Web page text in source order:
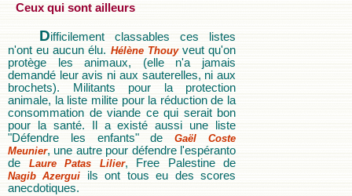
Ceux qui sont ailleurs
Difficilement classables ces listes
n'ont eu aucun élu. Hélène Thouyveut qu'on
protège les animaux, (elle n'a jamais
demandé leur avis ni aux sauterelles, ni aux
brochets). Militants pour la protection
animale, la liste milite pour la réduction de la
consommation de viande ce qui serait bon
pour la santé. Il a existé aussi une liste
"Défendre les enfants" de Gaël Coste
Meunier, une autre pour défendre l'espéranto
de Laure Patas Lilier, Free Palestine de
Nagib Azergui ils ont tous eu des scores
anecdotiques.